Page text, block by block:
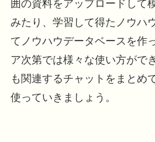
囲の資料をアップロードして
みたり、学習して得たノウハ
てノウハウデータベースを作
ア次第では様々な使い方がで
も関連するチャットをまとめ
使っていきましょう。